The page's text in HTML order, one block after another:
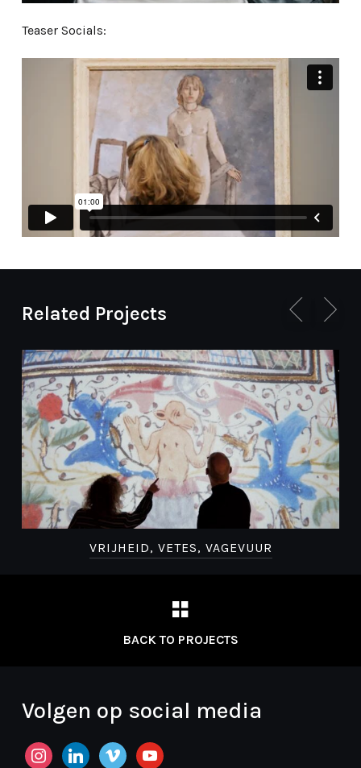
Teaser Socials:
Related Projects
VRIJHEID, VETES, VAGEVUUR
BACK TO PROJECTS
Volgen op social media
instagramlinkedinvimeo youtube